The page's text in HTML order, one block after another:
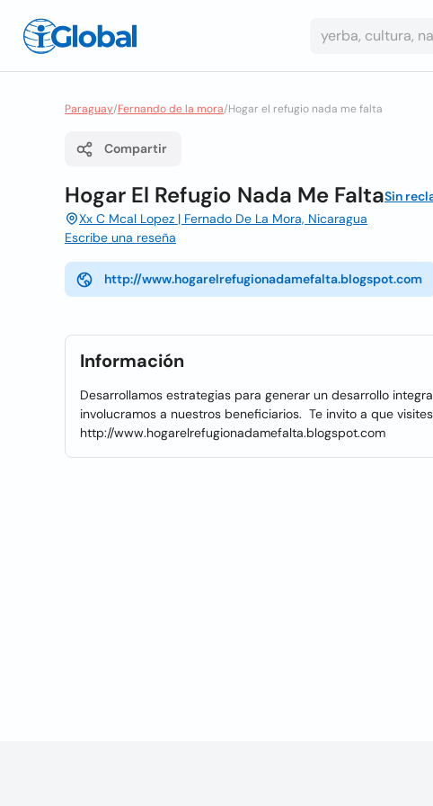
Paraguay/Fernando de la mora/Hogar el refugio nada me falta
Compartir
Hogar El Refugio Nada Me FaltaSin
Xx C Mcal Lopez | Fernado De La Mora, Nicaragua
Escribe una reseña
http://www.hogarelrefugionadamefalta.blogspot.com
Información
Desarrollamos estrategias para generar un desarrollo
involucramos a nuestros beneficiarios. Te invito a que
http://www.hogarelrefugionadamefalta.blogspot.com